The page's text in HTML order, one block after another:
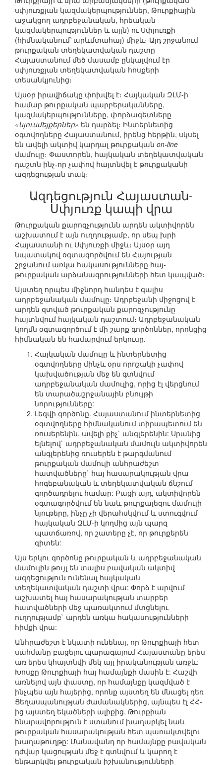
սփյուռքյան կազմակերպություններ, Թուրքիային
աջակցող ադրբեջանական, հրեական
կազմակերպություններ և այլն) ու Սփյուռքի
(հիմնականում՝ արևմտահայ) միջև։ Այդ շրջանում
թուրքական տեղեկատվական դաշտը
Հայաստանում մեծ մասամբ ընկալվում էր
սփյուռքյան տեղեկատվական հոսքերի
տեսանկյունից։
Այսօր իրավիճակը փոխվել է։ Հայկական ԶԼՄ-ի
համար թուրքական պարբերականները,
կազմակերպությունները, փորձագետները
«նյուսմեյքերներ» են դարձել։ Ինտերնետից
օգտվողները Հայաստանում, իրենց հերթին, սկսել
են ավելի ակտիվ կարդալ թուրքական on-line
մամուլը։ Փաստորեն, հայկական տեղեկատվական
դաշտն ինչ-որ չափով հայտնվել է թուրքականի
ազդեցության տակ։
Ազդեցություն Հայաստան-
Սփյուռք կապի վրա
Թուրքական քարոզչությունն արդեն ակտիվորեն
աշխատում է այն ուղղությամբ, որ սեպ խրի
Հայաստանի ու Սփյուռքի միջև։ Այսօր այդ
նպատակով օգտագործվում են Հայության
շրջանում առկա հակասությունները հայ-
թուրքական արձանագրությունների հետ կապված։
Այստեղ որպես միջնորդ հանդես է գալիս
ադրբեջանական մամուլը։ Ադրբեջանի միջոցով է
արդեն զտված թուրքական քարոզչությունը
հայտնվում հայկական դաշտում։ Ադրբեջանական
կողմն օգտագործում է մի շարք գործոններ, որոնցից
հիմնական են համարվում երկուսը.
Հայկական մամուլը և ինտերնետից
օգտվողները մինչև օրս որոշակի չափով
կախվածության մեջ են գտնվում
ադրբեջանական մամուլից, որից էլ վերցնում
են տարածաշրջանային բնույթի
նորությունները:
Լեզվի գործոնը. Հայաստանում ինտերնետից
օգտվողները հիմնականում տիրապետում են
ռուսերենին, ավելի քիչ` անգլերենին: Սրանից
ելնելով` ադրբեջանական մամուլն ակտիվորեն
անգլերենից ռուսերեն է թարգմանում
թուրքական մամուլի անհրաժեշտ
հատվածները` հայ հասարակության վրա
հոգեբանական և տեղեկատվական ճնշում
գործադրելու համար: Բացի այդ, ակտիվորեն
օգտագործվում են նաև թուրքալեզու մամուլի
նյութերը, ինչը չի վերահսկվում և ստուգվում
հայկական ԶԼՄ-ի կողմից այն պարզ
պատճառով, որ շատերը չէ, որ թուրքերեն
գիտեն:
Այս երկու գործոնը թուրքական և ադրբեջանական
մամուլին թույլ են տալիս բավական ակտիվ
ազդեցություն ունենալ հայկական
տեղեկատվական դաշտի վրա: Փորձ է արվում
աշխատել հայ հասարակության տարբեր
հատվածների մեջ պառակտում մտցնելու
ուղղությամբ` արդեն առկա հակասությունների
հիմքի վրա:
Անհրաժեշտ է նկատի ունենալ, որ Թուրքիայի հետ
սահմանը բացելու պարագայում Հայաստանը երես
առ երես կհայտնվի մեկ այլ իրականության առջև:
Խոսքը Թուրքիայի հայ համայնքի մասին է: Հաշվի
առնելով այն փաստը, որ համայնքը կազմված է
ինչպես այն հայերից, որոնք այստեղ են մնացել դեռ
Ցեղասպանության ժամանակներից, այնպես էլ ՀՀ-
ից այստեղ եկածների ալիքից, Թուրքիան
հնարավորություն է ստանում խաղարկել նաև
թուրքական հասարակության հետ պառակտվելու
խաղաթուղթը: Մանավանդ որ համայնքը բավական
դժվար կացության մեջ է գտնվում և կարող է
ենթարկվել թուրքական իշխանությունների